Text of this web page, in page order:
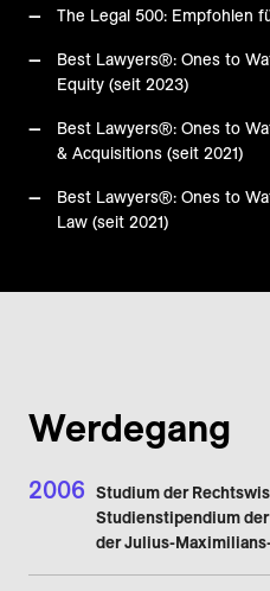
The Legal 500: Empfohlen
Best Lawyers®: Ones to
Equity (seit 2023)
Best Lawyers®: Ones to
& Acquisitions (seit 2021)
Best Lawyers®: Ones to
Law (seit 2021)
Werdegang
2006 Studium der
Studienstipendium
der Julius-